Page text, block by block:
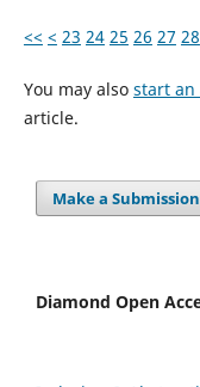
<< < 23 24 25 26 27 28
You may also start an
article.
Make a Submission
Diamond Open